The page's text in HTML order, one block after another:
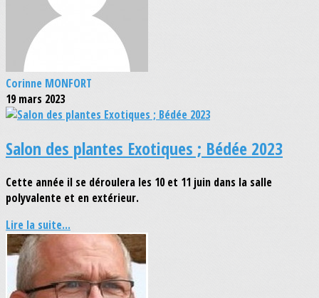
Corinne MONFORT
19 mars 2023
Salon des plantes Exotiques ; Bédée 2023
Cette année il se déroulera les 10 et 11 juin dans la salle
polyvalente et en extérieur.
Lire la suite...